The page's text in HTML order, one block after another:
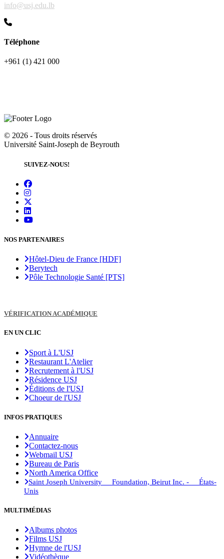
info@usj.edu.lb
Téléphone
+961 (1) 421 000
© 2026 - Tous droits réservés
Université Saint-Joseph de Beyrouth
SUIVEZ-NOUS!
NOS PARTENAIRES
Hôtel-Dieu de France [HDF]
Berytech
Pôle Technologie Santé [PTS]
VÉRIFICATION ACADÉMIQUE
EN UN CLIC
Sport à L'USJ
Restaurant L'Atelier
Recrutement à l'USJ
Résidence USJ
Éditions de l'USJ
Choeur de l'USJ
INFOS PRATIQUES
Annuaire
Contactez-nous
Webmail USJ
Bureau de Paris
North America Office
Saint Joseph University Foundation, Beirut Inc. - États-
Unis
MULTIMÉDIAS
Albums photos
Films USJ
Hymne de l'USJ
Vidéothèque